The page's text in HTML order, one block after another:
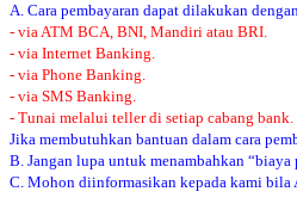
A. Cara pembayaran dapat dilakukan
- via ATM BCA, BNI, Mandiri atau BRI.
- via Internet Banking.
- via Phone Banking.
- via SMS Banking.
- Tunai melalui teller di setiap cabang bank.
Jika membutuhkan bantuan dalam cara
B. Jangan lupa untuk menambahkan
C. Mohon diinformasikan kepada kami bila